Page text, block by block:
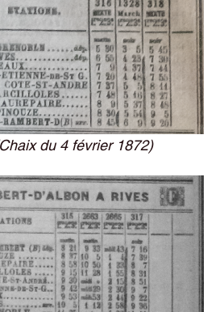
du 4 février 1872)